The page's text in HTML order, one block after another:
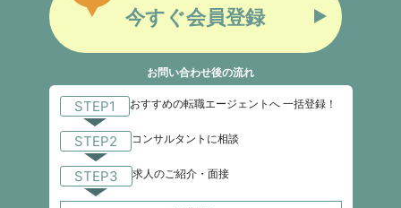
今すぐ会員登録
お問い合わせ後の流れ
STEP1 おすすめの転職エージェントへ 一括登録！
STEP2 コンサルタントに相談
STEP3 求人のご紹介・面接